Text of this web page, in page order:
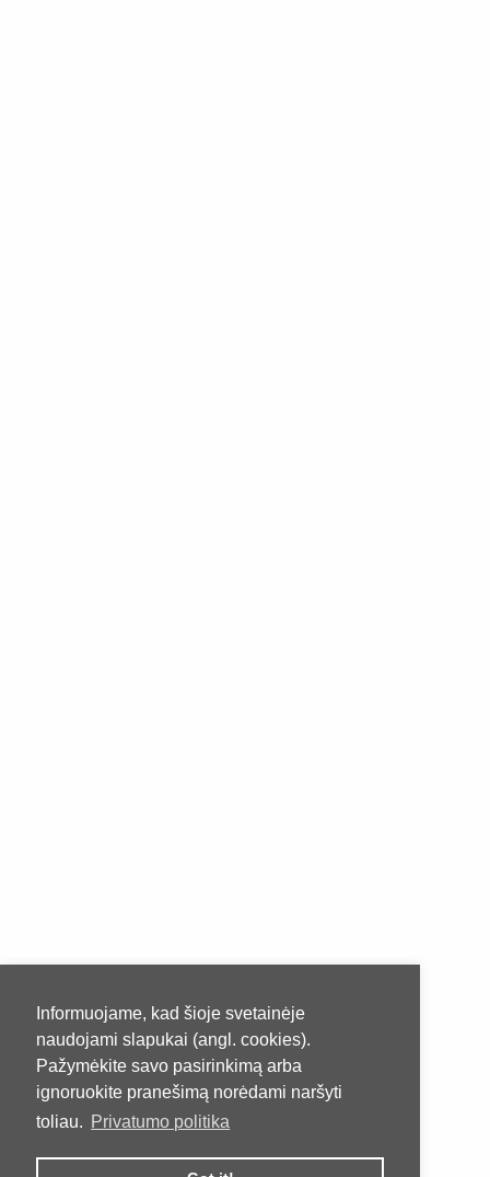
Informuojame, kad šioje svetainėje
naudojami slapukai (angl. cookies).
Pažymėkite savo pasirinkimą arba
ignoruokite pranešimą norėdami naršyti
toliau. Privatumo politika